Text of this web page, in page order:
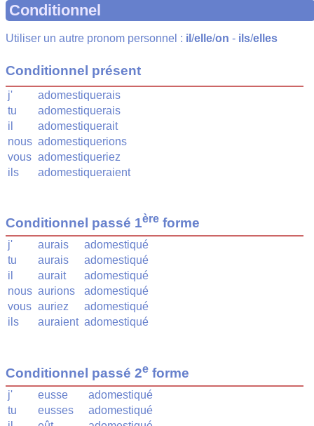
Conditionnel
Utiliser un autre pronom personnel : il /elle/on - ils/elles
Conditionnel présent
j'
adomestiquerais
tu
adomestiquerais
il
adomestiquerait
nous adomestiquerions
vous adomestiqueriez
ils
adomestiqueraient
Conditionnel passé 1ère forme
j' aurais
adomestiqué
tu
aurais
adomestiqué
il
aurait
adomestiqué
nous aurions
adomestiqué
vous auriez
adomestiqué
ils
auraient adomestiqué
Conditionnel passé 2e forme
j' eusse
adomestiqué
tu
eusses
adomestiqué